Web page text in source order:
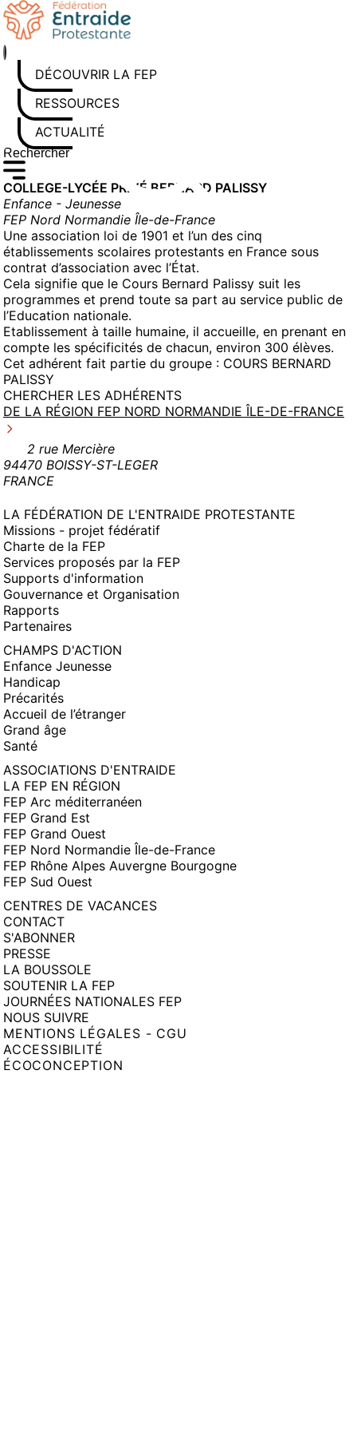
Aller
au
contenu
DÉCOUVRIR LA FEP
RESSOURCES
ACTUALITÉS
Rechercher sur le site
Saisissez au moins 3 caractères pour lancer la recherche
COLLEGE-LYCÉE PRIVÉ BERNARD PALISSY
Enfance - Jeunesse
FEP Nord Normandie Île-de-France
Une association loi de 1901 et l’un des cinq
établissements scolaires protestants en France sous
contrat d’association avec l’État.
Cela signifie que le Cours Bernard Palissy suit les
programmes et prend toute sa part au service public de
l’Education nationale.
Etablissement à taille humaine, il accueille, en prenant en
compte les spécificités de chacun, environ 300 élèves.
Cet adhérent fait partie du groupe : COURS BERNARD
PALISSY
CHERCHER LES ADHÉRENTS
DE LA RÉGION FEP NORD NORMANDIE ÎLE-DE-FRANCE
2 rue Mercière
94470 BOISSY-ST-LEGER
FRANCE
LA FÉDÉRATION DE L'ENTRAIDE PROTESTANTE
Missions - projet fédératif
Charte de la FEP
Services proposés par la FEP
Supports d'information
Gouvernance et Organisation
Rapports
Partenaires
CHAMPS D'ACTION
Enfance Jeunesse
Handicap
Précarités
Accueil de l’étranger
Grand âge
Santé
ASSOCIATIONS D'ENTRAIDE
LA FEP EN RÉGION
FEP Arc méditerranéen
FEP Grand Est
FEP Grand Ouest
FEP Nord Normandie Île-de-France
FEP Rhône Alpes Auvergne Bourgogne
FEP Sud Ouest
CENTRES DE VACANCES
CONTACT
S'ABONNER
PRESSE
LA BOUSSOLE
SOUTENIR LA FEP
JOURNÉES NATIONALES FEP
NOUS SUIVRE
MENTIONS LÉGALES - CGU
ACCESSIBILITÉ
ÉCOCONCEPTION